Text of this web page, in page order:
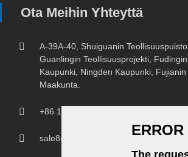
Ota Meihin Yhteyttä
A-39A-40, Shuiguanin Teollisuuspuisto,
Guanlingin Teollisuusprojekti, Fudingin
Kaupunki, Ningden Kaupunki, Fujianin
Maakunta.
+86 18150207107
sale8@chprintingmachine.com